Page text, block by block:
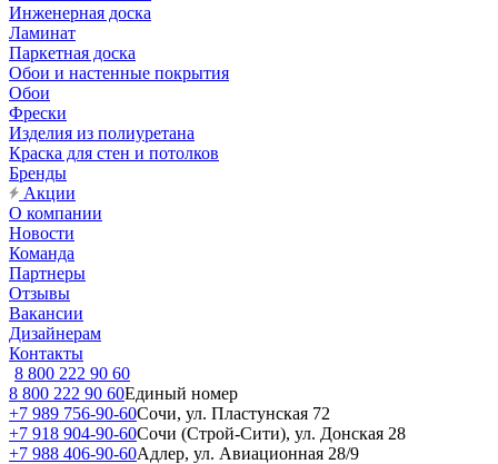
Инженерная доска
Ламинат
Паркетная доска
Обои и настенные покрытия
Обои
Фрески
Изделия из полиуретана
Краска для стен и потолков
Бренды
Акции
О компании
Новости
Команда
Партнеры
Отзывы
Вакансии
Дизайнерам
Контакты
8 800 222 90 60
8 800 222 90 60Единый номер
+7 989 756-90-60Сочи, ул. Пластунская 72
+7 918 904-90-60Сочи (Строй-Сити), ул. Донская 28
+7 988 406-90-60Адлер, ул. Авиационная 28/9